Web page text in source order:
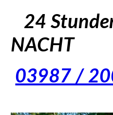
24
NACHT
03987 /